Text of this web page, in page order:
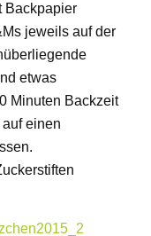
Backpapier
jeweils auf der
etwas
Minuten Backzeit
einen